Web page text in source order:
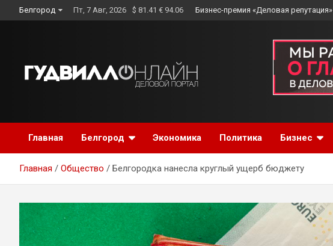
to
Белгород Пт, 7 Авг, 2026 $ 81.41 € 94.06 Бизнес-премия «Деловая репутация»
Главная Белгород Экономика Политика Бизнес
Главная Общество Белгородка нанесла круглый ущерб бюджету